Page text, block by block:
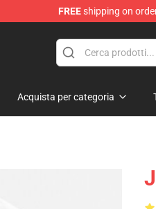
FREEshipping on
Acquista per categoria